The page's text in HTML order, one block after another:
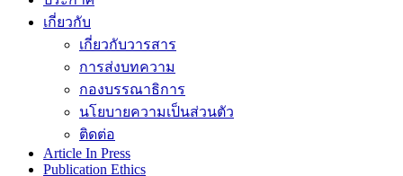
เกี่ยวกับ
เกี่ยวกับวารสาร
การส่งบทความ
กองบรรณาธิการ
นโยบายความเป็นส่วนตัว
ติดต่อ
Article In Press
Publication Ethics